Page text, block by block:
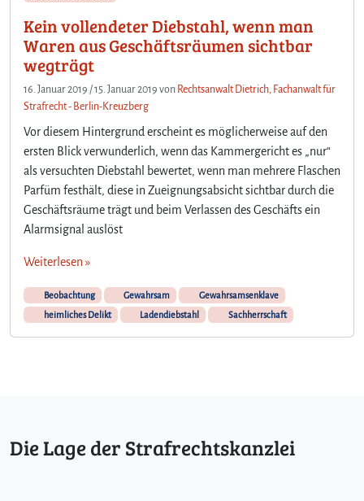
Kein vollendeter Diebstahl, wenn man
Waren aus Geschäftsräumen sichtbar
wegträgt
16. Januar 2019 /15. Januar 2019 von Rechtsanwalt Dietrich, Fachanwalt für
Strafrecht - Berlin-Kreuzberg
Vor diesem Hintergrund erscheint es möglicherweise auf den
ersten Blick verwunderlich, wenn das Kammergericht es „nur“
als versuchten Diebstahl bewertet, wenn man mehrere Flaschen
Parfüm festhält, diese in Zueignungsabsicht sichtbar durch die
Geschäftsräume trägt und beim Verlassen des Geschäfts ein
Alarmsignal auslöst
Weiterlesen »
Beobachtung Gewahrsam
Gewahrsamsenklave
heimliches Delikt
Ladendiebstahl Sachherrschaft
Die Lage der Strafrechtskanzlei